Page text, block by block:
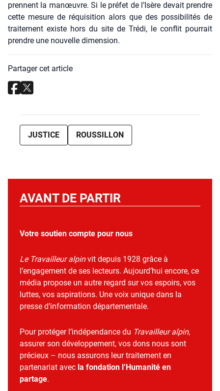
prennent la manœuvre. Si le pré­fet de l’I­sère devait prendre
cette mesure de réqui­si­tion alors que des pos­si­bi­li­tés de
trai­te­ment existe hors du site de Tré­di, le conflit pour­rait
prendre une nou­velle dimen­sion.
Partager cet article
JUSTICE ROUSSILLON
AVANT DE PARTIR
Votre soutien compte pour nous
Le Travailleur alpinvit depuis 1928 grâce à
l’engagement de ses lecteurs. Aujourd’hui encore, ce
média propose un autre regard sur vos espoirs, vos
luttes, vos aspirations. Une voix unique dans la
presse d’information départementale.
Pour protéger l’indépendance du Travailleur alpin,
assurer son développement, vos dons nous sont
précieux – nous assurons leur traitement en
partenariat avec la fondation l’Humanité en
partage.